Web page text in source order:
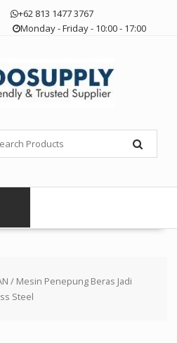
+62 813 1477 3767
Monday - Friday - 10:00 - 17:00
/ Mesin Penepung Beras Jadi
Steel